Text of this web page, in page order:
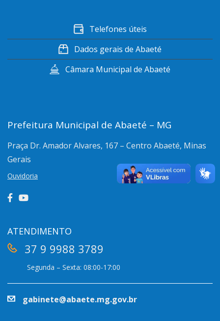
Telefones úteis
Dados gerais de Abaeté
Câmara Municipal de Abaeté
Prefeitura Municipal de Abaeté – MG
Praça Dr. Amador Alvares, 167 – Centro Abaeté, Minas
Gerais
Ouvidoria
ATENDIMENTO
37 9 9988 3789
Segunda – Sexta: 08:00-17:00
gabinete@abaete.mg.gov.br